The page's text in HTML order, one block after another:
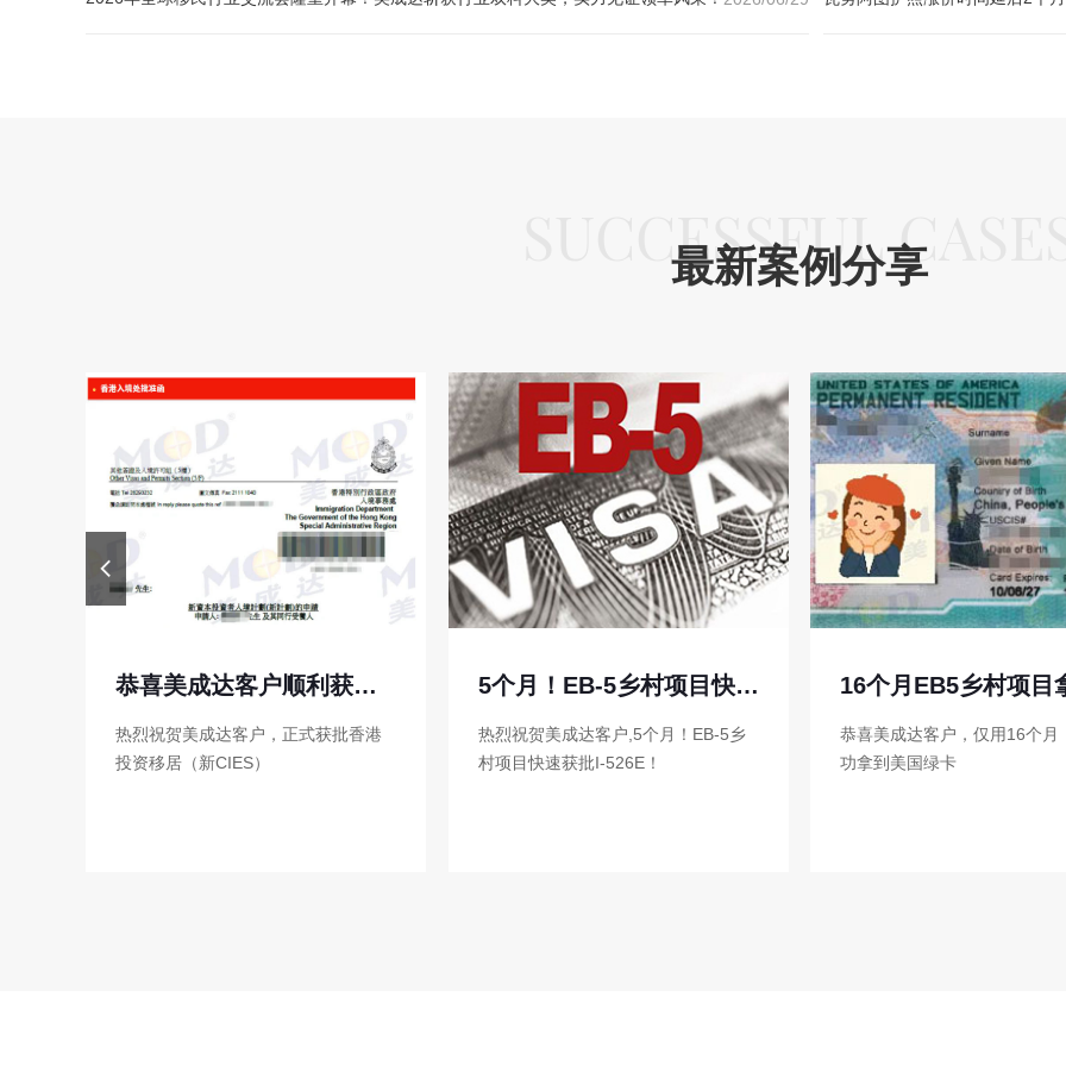
SUCCESSFUL
最新案例分享
5个月！EB-5乡村项目快速获批I-526E！
热烈祝贺美成达客户,5个月！EB-5乡
村项目快速获批I-526E！
16个月EB5乡村项目拿到绿卡！
恭喜美成达客户，仅用16个月，就成
功拿到美国绿卡
25万欧元起全家三代速获欧盟
无语言、学历要求，9-12个月